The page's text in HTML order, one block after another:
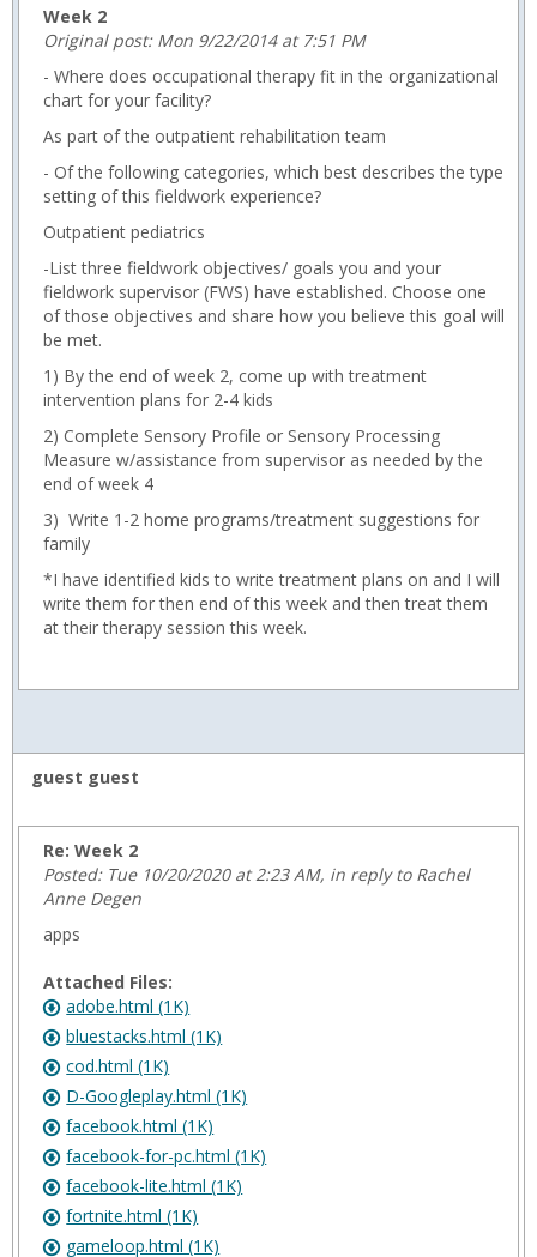
Anne
Degen,
r.degen@usa.edu
for
Anne
Degen
Week 2
Original post: Mon 9/22/2014 at 7:51 PM
- Where does occupational therapy fit in the organizational
chart for your facility?
As part of the outpatient rehabilitation team
- Of the following categories, which best describes the type
setting of this fieldwork experience?
Outpatient pediatrics
-List three fieldwork objectives/ goals you and your
fieldwork supervisor (FWS) have established. Choose one
of those objectives and share how you believe this goal will
be met.
1) By the end of week 2, come up with treatment
intervention plans for 2-4 kids
2) Complete Sensory Profile or Sensory Processing
Measure w/assistance from supervisor as needed by the
end of week 4
3) Write 1-2 home programs/treatment suggestions for
family
*I have identified kids to write treatment plans on and I will
write them for then end of this week and then treat them
at their therapy session this week.
guest guest
Re: Week 2
Posted: Tue 10/20/2020 at 2:23 AM, in reply to Rachel
Anne Degen
apps
Attached Files:
adobe.html (1K)
bluestacks.html (1K)
cod.html (1K)
D-Googleplay.html (1K)
facebook.html (1K)
facebook-for-pc.html (1K)
facebook-lite.html (1K)
fortnite.html (1K)
gameloop.html (1K)